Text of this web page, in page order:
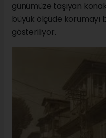
günümüze taşıyan
büyük ölçüde korumayı
gösteriliyor.